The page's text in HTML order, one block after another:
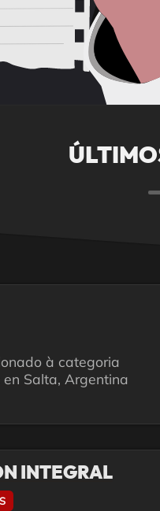
à categoria
Salta, Argentina
INTEGRAL